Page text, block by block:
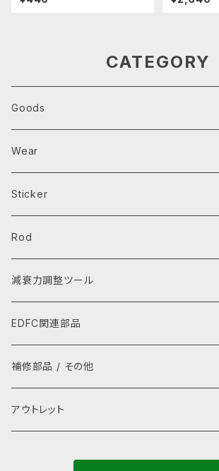
CATEGORY
Goods
Parts Tray
芳香剤
キーホルダー・キーケース
スマホ用品
レイングッズ
ぬいぐるみ
ストラップ
Wear
エプロン
レインウェア
Tシャツ
パーカー
グローブ
キャップ・ハット
Sticker
ステッカー
ワッペン
Rod
タイロッド
ラテラルロッド
減衰力調整ツール
EDFC関連部品
GPSキット
シグナルコンバーター
補修部品 / その他
補修部品
アウトレット